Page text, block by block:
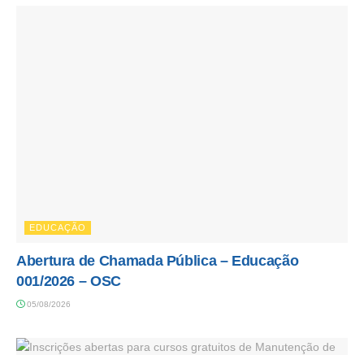
EDUCAÇÃO
Abertura de Chamada Pública – Educação
001/2026 – OSC
05/08/2026